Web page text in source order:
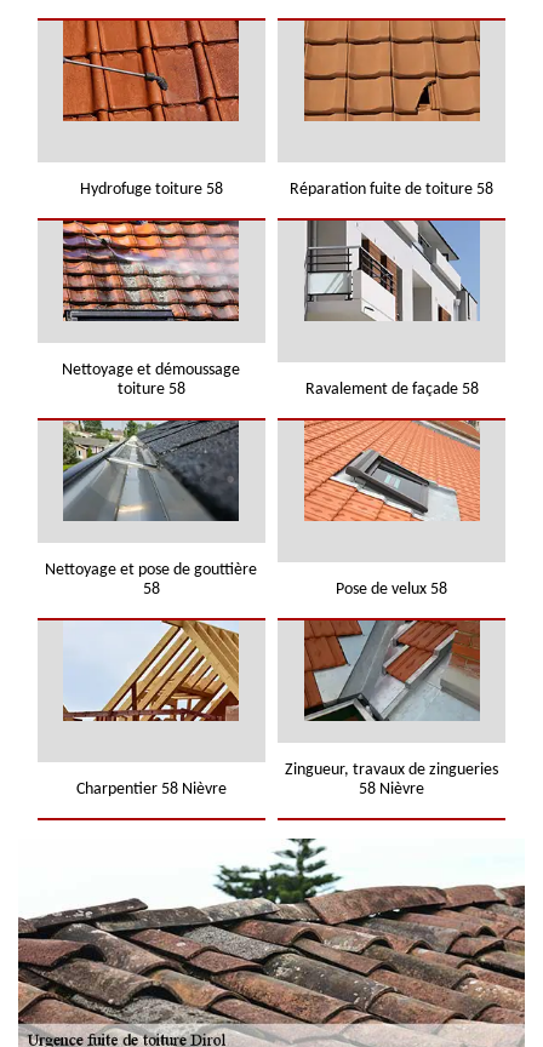
Hydrofuge toiture 58 Réparation fuite de toiture 58
Nettoyage et démoussage
toiture 58
Ravalement de façade 58
Nettoyage et pose de gouttière
58
Pose de velux 58
Charpentier 58 Nièvre
Zingueur, travaux de zingueries
58 Nièvre